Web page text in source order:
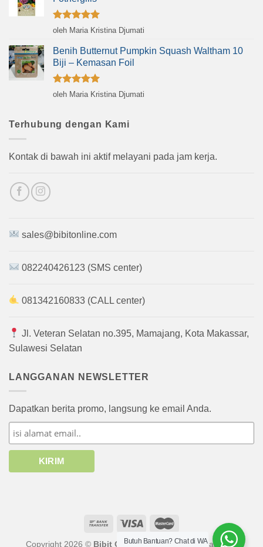
Dinilai5
oleh Maria Kristina Djumati
Benih Butternut Pumpkin Squash Waltham 10
Biji – Kemasan Foil
Dinilai5
oleh Maria Kristina Djumati
Terhubung dengan Kami
Kontak di bawah ini aktif melayani pada jam kerja.
sales@bibitonline.com
082240426123 (SMS center)
081342160833 (CALL center)
Jl. Veteran Selatan no.395, Mamajang, Kota Makassar,
Sulawesi Selatan
LANGGANAN NEWSLETTER
Dapatkan berita promo, langsung ke email Anda.
Copyright 2026 © Bibit Onlineatau afiliasinya. Hak cipta
Butuh Bantuan? Chat di WA